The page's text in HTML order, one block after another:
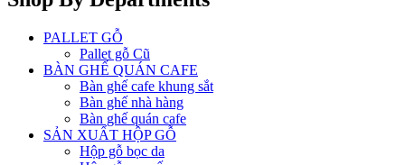
PALLET GỖ
Pallet gỗ Cũ
BÀN GHẾ QUÁN CAFE
Bàn ghế cafe khung sắt
Bàn ghế nhà hàng
Bàn ghế quán cafe
SẢN XUẤT HỘP GỖ
Hộp gỗ bọc da